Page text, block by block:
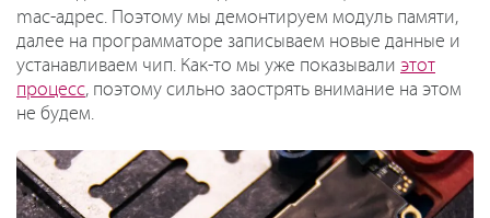
mac-адрес. Поэтому мы демонтируем модуль памяти,
далее на программаторе записываем новые данные и
устанавливаем чип. Как-то мы уже показывали этот
процесс, поэтому сильно заострять внимание на этом
не будем.